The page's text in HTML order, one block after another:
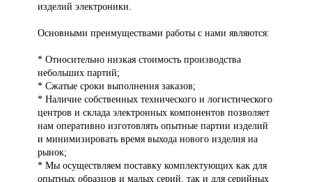
изделий электроники.
Основными преимуществами работы с нами являются:
* Относительно низкая стоимость производства
небольших партий;
* Сжатые сроки выполнения заказов;
* Наличие собственных технического и логистического
центров и склада электронных компонентов позволяет
нам оперативно изготовлять опытные партии изделий
и минимизировать время выхода нового изделия на
рынок;
* Мы осуществляем поставку комплектующих как для
опытных образцов и малых серий, так и для серийных